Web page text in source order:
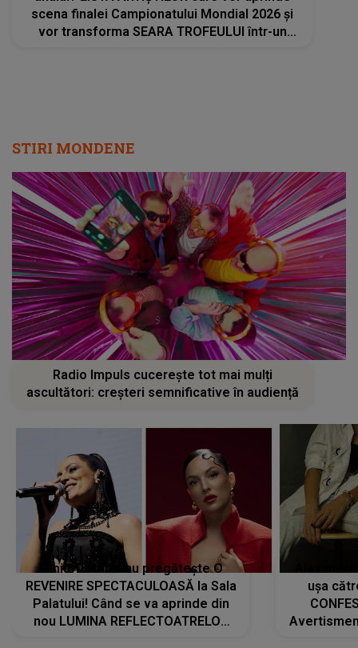
scena finalei Campionatului Mondial 2026 și
vor transforma SEARA TROFEULUI într-un
STIRI MONDENE
Radio Impuls cucerește tot mai mulți
ascultători: creșteri semnificative în audiență
Tania Turtureanu pregătește O
REVENIRE SPECTACULOASĂ la Sala
Palatului! Când se va aprinde din
nou LUMINA REFLECTOATRELOR
ușa